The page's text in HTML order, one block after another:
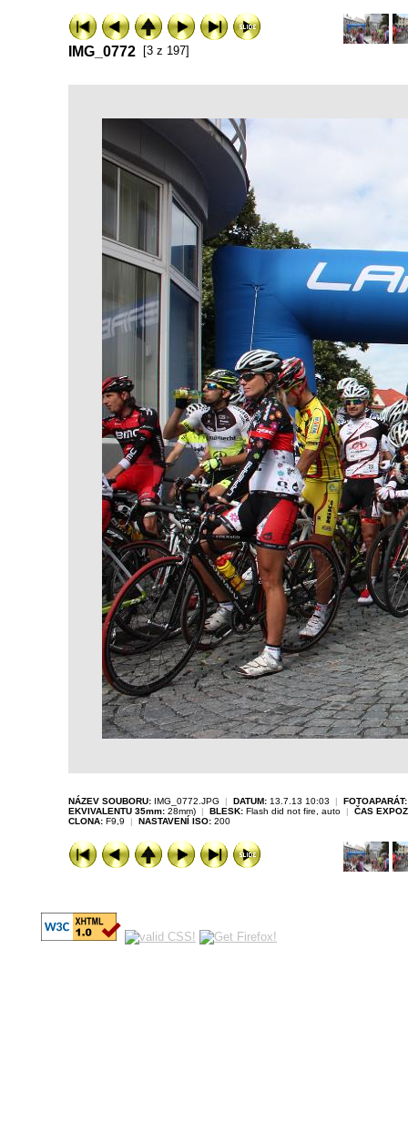
IMG_0772 [3 z 197]
NÁZEV SOUBORU: IMG_0772.JPG | DATUM: 13.7.13 10:03 | FOTOAPARÁT:
EKVIVALENTU 35mm: 28mm) | BLESK: Flash did not fire, auto |
ČAS
CLONA: F9,9 | NASTAVENÍ ISO: 200